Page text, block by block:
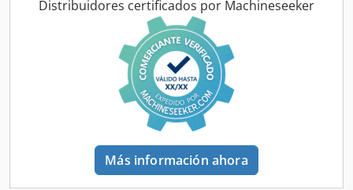
ACCESORIOS SIN GARANTÍA, sujeta a cambios, venta previa
Distribuidores certificados por Machineseeker
Más información ahora